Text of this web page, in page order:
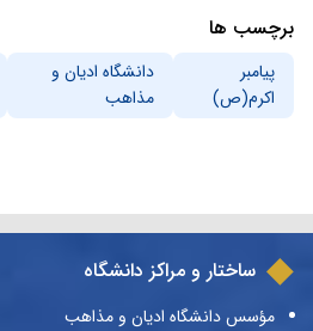
برچسب ها
پیامبر
اکرم(ص)
دانشگاه ادیان و
مذاهب
ساختار و مراکز دانشگاه
مؤسس دانشگاه ادیان و مذاهب